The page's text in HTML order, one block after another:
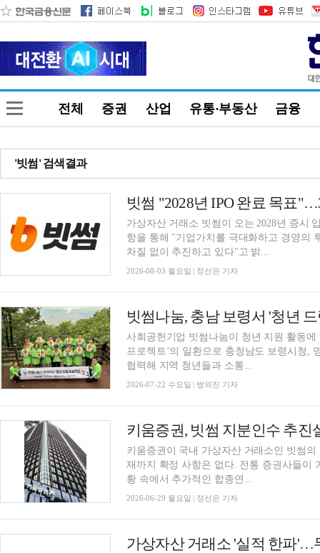
전체 증권 산업 유통·부동산 금융
'빗썸' 검색결과
빗썸 "2028년 IPO 완료 목표
가상자산 거래소 빗썸이 오는 2028년 증시
항을 통해 "기업가치를 극대화하고 경영의
차질 없이 추진하고 있다"고 밝...
2026-08-03 월요일 | 정선은 기자
빗썸나눔, 충남 보령서 '청년
사회공헌기업 빗썸나눔이 청년 지원 활동
프로젝트’의 일환으로 충청남도 보령시청,
협력해 지역 청년들과 소통...
2026-07-22 수요일 | 방의진 기자
키움증권이 국내 가상자산 거래소인 빗썸
재까지 확정 사항은 없다. 전통 증권사들이
황 속에서 추가적인 합종연...
2026-06-29 월요일 | 정선은 기자